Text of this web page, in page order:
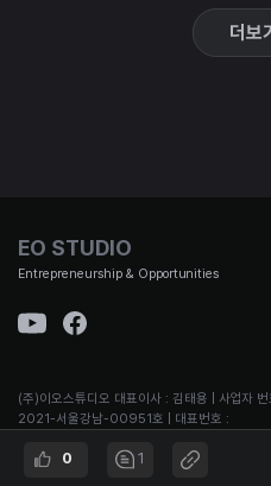
더보
0 1
EO STUDIO
Entrepreneurship & Opportunities
(주)이오스튜디오 대표이사 : 김태용 | 사업자
2021-서울강남-00951호 | 대표번호 :